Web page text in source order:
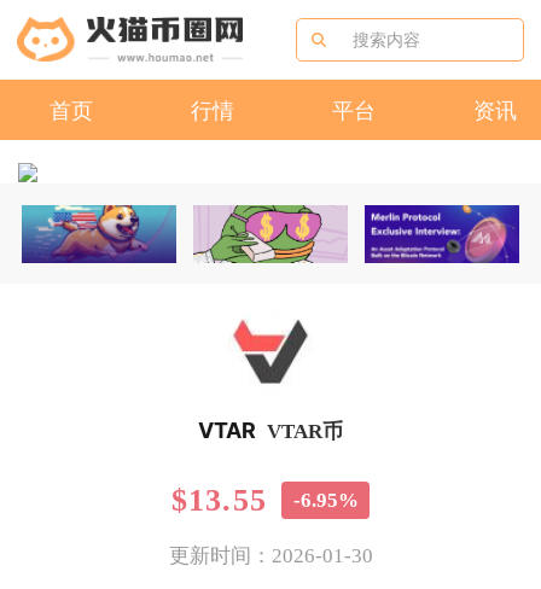
首页 行情 平台 资讯
VTAR VTAR币
$13.55 -6.95%
更新时间：2026-01-30